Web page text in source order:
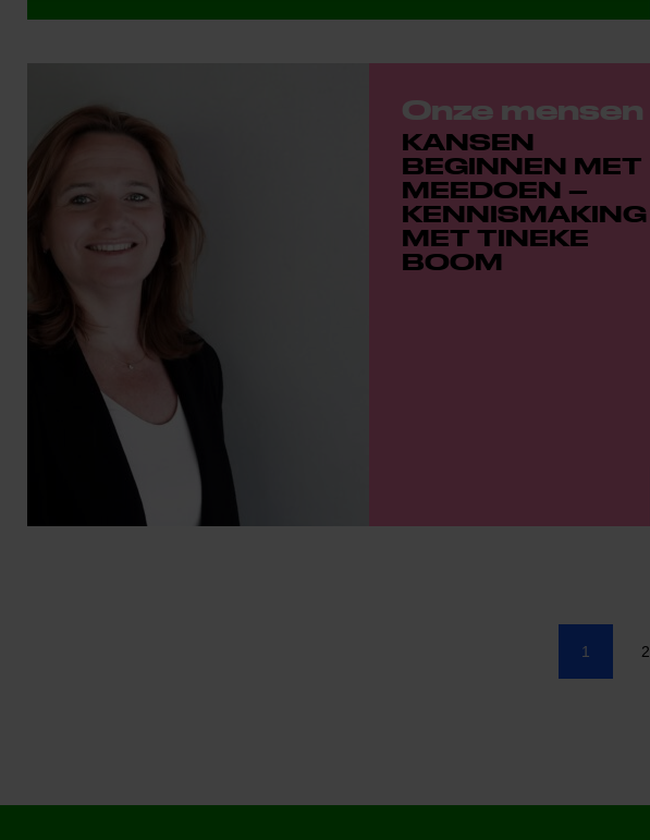
Onze mensen
KANSEN
BEGINNEN MET
MEEDOEN –
KENNISMAKING
MET TINEKE
BOOM
1 2